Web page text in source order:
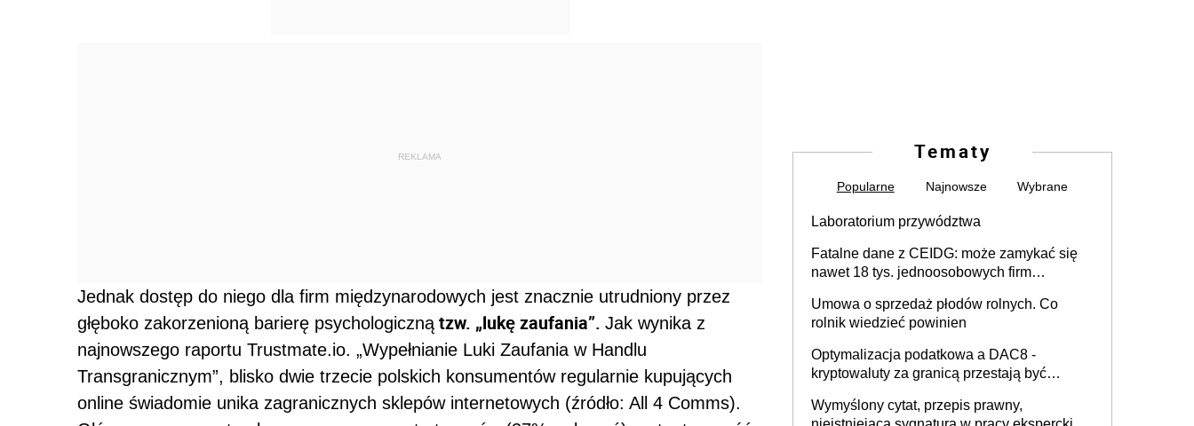
REKLAMA
Jednak dostęp do niego dla firm międzynarodowych jest znacznie utrudniony przez
głęboko zakorzenioną barierę psychologicznątzw. „lukę zaufania”. Jak wynika z
najnowszego raportu Trustmate.io. „Wypełnianie Luki Zaufania w Handlu
Transgranicznym”, blisko dwie trzecie polskich konsumentów regularnie kupujących
online świadomie unika zagranicznych sklepów internetowych (źródło: All 4 Comms).
Tematy
Popularne Najnowsze Wybrane
Laboratorium przywództwa
Fatalne dane z CEIDG: może zamykać się
nawet 18 tys. jednoosobowych firm
Umowa o sprzedaż płodów rolnych. Co
rolnik wiedzieć powinien
Optymalizacja podatkowa a DAC8 -
kryptowaluty za granicą przestają być
Wymyślony cytat, przepis prawny,